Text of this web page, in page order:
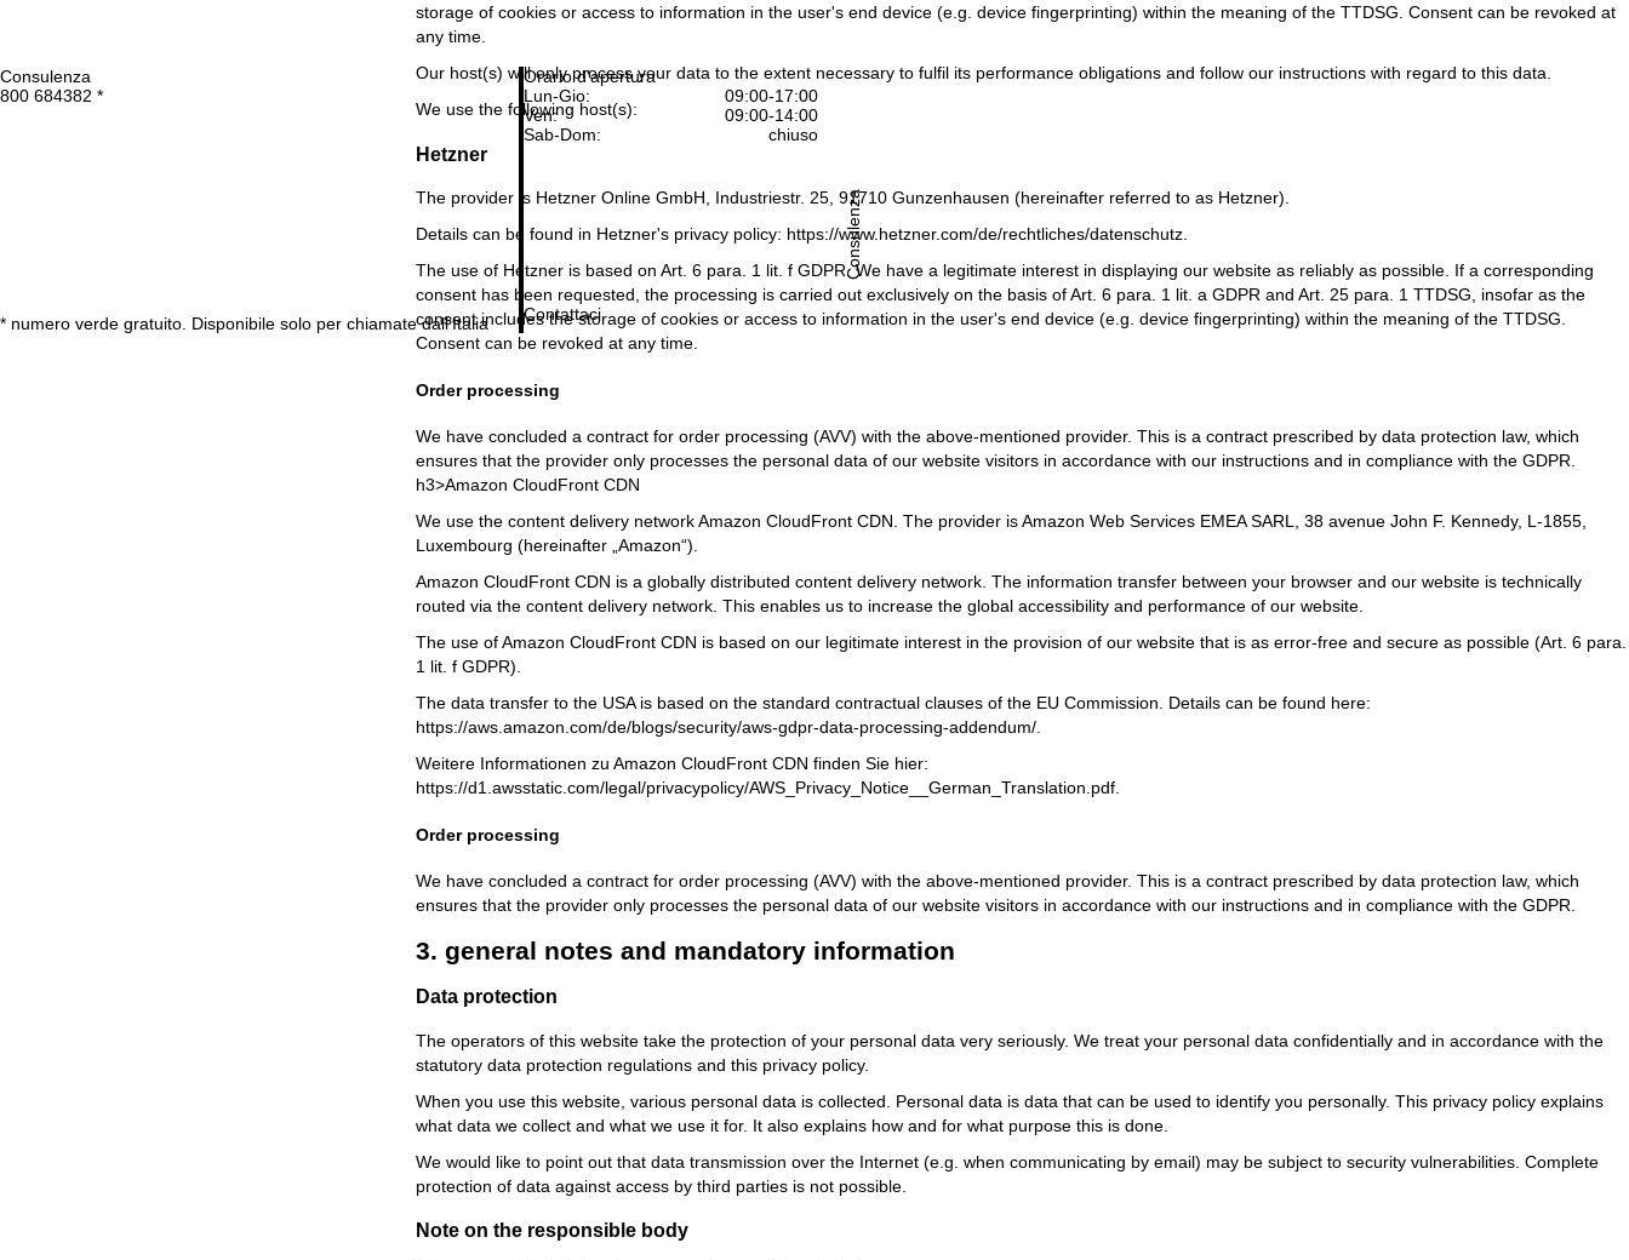
Consulenza
800 684382 *
* numero verde gratuito. Disponibile solo per chiamate dall’Italia
Orario d'apertura
Lun-Gio:
09:00-17:00
Ven:
09:00-14:00
Sab-Dom:
chiuso
Contattaci
Consulenza
storage of cookies or access to information in the user's end device (e.g. device fingerprinting) within the meaning of the TTDSG. Consent can be revoked at
any time.
Our host(s) will only process your data to the extent necessary to fulfil its performance obligations and follow our instructions with regard to this data.
We use the following host(s):
Hetzner
The provider is Hetzner Online GmbH, Industriestr. 25, 91710 Gunzenhausen (hereinafter referred to as Hetzner).
Details can be found in Hetzner's privacy policy: https://www.hetzner.com/de/rechtliches/datenschutz.
The use of Hetzner is based on Art. 6 para. 1 lit. f GDPR. We have a legitimate interest in displaying our website as reliably as possible. If a corresponding
consent has been requested, the processing is carried out exclusively on the basis of Art. 6 para. 1 lit. a GDPR and Art. 25 para. 1 TTDSG, insofar as the
consent includes the storage of cookies or access to information in the user's end device (e.g. device fingerprinting) within the meaning of the TTDSG.
Consent can be revoked at any time.
Order processing
We have concluded a contract for order processing (AVV) with the above-mentioned provider. This is a contract prescribed by data protection law, which
ensures that the provider only processes the personal data of our website visitors in accordance with our instructions and in compliance with the GDPR.
h3>Amazon CloudFront CDN
We use the content delivery network Amazon CloudFront CDN. The provider is Amazon Web Services EMEA SARL, 38 avenue John F. Kennedy, L-1855,
Luxembourg (hereinafter „Amazon“).
Amazon CloudFront CDN is a globally distributed content delivery network. The information transfer between your browser and our website is technically
routed via the content delivery network. This enables us to increase the global accessibility and performance of our website.
The use of Amazon CloudFront CDN is based on our legitimate interest in the provision of our website that is as error-free and secure as possible (Art. 6 para.
1 lit. f GDPR).
The data transfer to the USA is based on the standard contractual clauses of the EU Commission. Details can be found here:
https://aws.amazon.com/de/blogs/security/aws-gdpr-data-processing-addendum/.
Weitere Informationen zu Amazon CloudFront CDN finden Sie hier:
https://d1.awsstatic.com/legal/privacypolicy/AWS_Privacy_Notice__German_Translation.pdf.
Order processing
We have concluded a contract for order processing (AVV) with the above-mentioned provider. This is a contract prescribed by data protection law, which
ensures that the provider only processes the personal data of our website visitors in accordance with our instructions and in compliance with the GDPR.
3. general notes and mandatory information
Data protection
The operators of this website take the protection of your personal data very seriously. We treat your personal data confidentially and in accordance with the
statutory data protection regulations and this privacy policy.
When you use this website, various personal data is collected. Personal data is data that can be used to identify you personally. This privacy policy explains
what data we collect and what we use it for. It also explains how and for what purpose this is done.
We would like to point out that data transmission over the Internet (e.g. when communicating by email) may be subject to security vulnerabilities. Complete
protection of data against access by third parties is not possible.
Note on the responsible body